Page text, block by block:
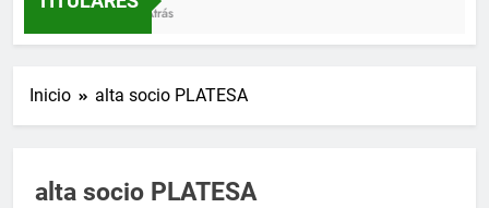
3 Semanas Atrás
Inicio alta socio PLATESA
alta socio PLATESA